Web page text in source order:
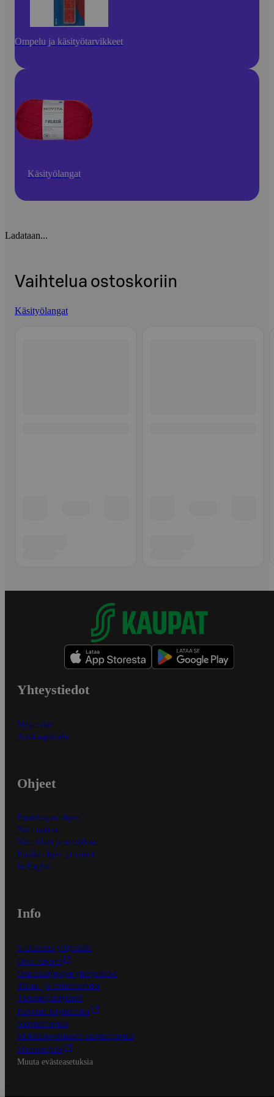
Ompelu ja käsityötarvikkeet
Käsityölangat
Ladataan...
Vaihtelua ostoskoriin
Käsityölangat
Yhteystiedot
Myymälät
Asiakaspalvelu
Ohjeet
Ensitilaajan ohjeet
Näin maksat
Näin tilaat ja muokkaat
Kaikki ohjeet ja vinkit
In English
Info
S-Business yrityksille
Oiva-raportit
Osuuskauppojen yhteystiedot
Tilaus- ja toimitusehdot
Tietosuojakäytäntö
Palvelun käyttöehdot
Saavutettavuus
Mobiilisovelluksen saavutettavuus
Mainostajalle
Muuta evästeasetuksia